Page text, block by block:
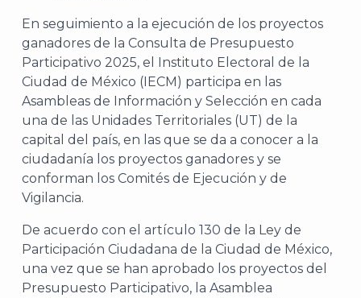
En seguimiento a la ejecución de los proyectos
ganadores de la Consulta de Presupuesto
Participativo 2025, el Instituto Electoral de la
Ciudad de México (IECM) participa en las
Asambleas de Información y Selección en cada
una de las Unidades Territoriales (UT) de la
capital del país, en las que se da a conocer a la
ciudadanía los proyectos ganadores y se
conforman los Comités de Ejecución y de
Vigilancia.
De acuerdo con el artículo 130 de la Ley de
Participación Ciudadana de la Ciudad de México,
una vez que se han aprobado los proyectos del
Presupuesto Participativo, la Asamblea